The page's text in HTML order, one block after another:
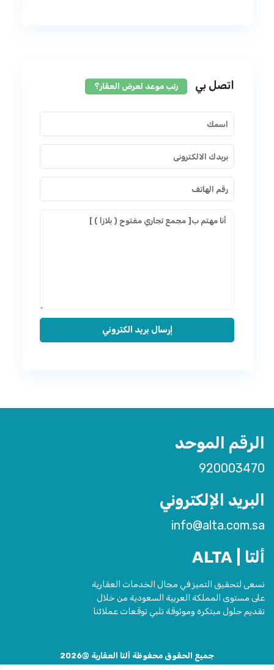
اتصل بي رتب موعد لعرض العقار؟
الرقم الموحد
920003470
البريد الإلكتروني
info@alta.com.sa
ألتا | ALTA
نسعى لتحقيق التميز في مجال الخدمات العقارية
على مستوى المملكة العربية السعودية من خلال
تقديم حلول مبتكرة وموثوقة تلبي توقعات عملائنا
جميع الحقوق محفوظة ألتا العقارية @2026